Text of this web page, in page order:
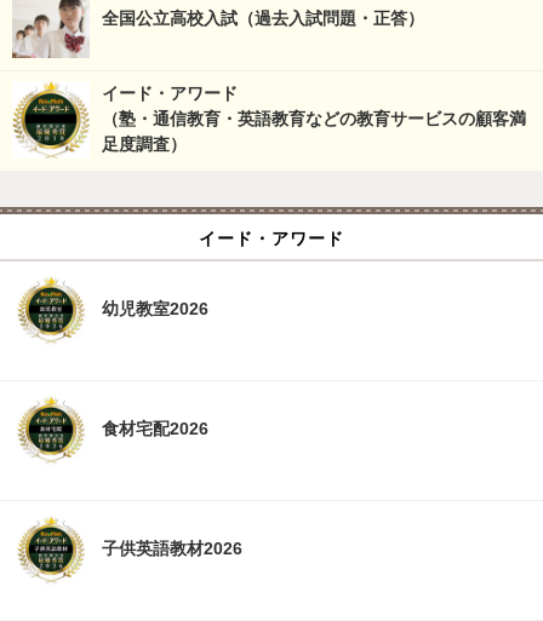
全国公立高校入試（過去入試問題・正答）
イード・アワード
（塾・通信教育・英語教育などの教育サービスの顧客満
足度調査）
イード・アワード
幼児教室2026
食材宅配2026
子供英語教材2026